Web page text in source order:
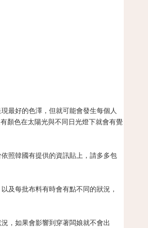
最好的色澤，但就可能會發生每個人
顏色在太陽光與不同日光燈下就會有覺
照韓國有提供的資訊貼上，請多多包
及每批布料有時會有點不同的狀況，
，如果會影響到穿著闆娘就不會出